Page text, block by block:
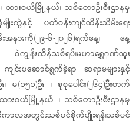
ထားဝယ်မြို့နယ်၊ သစ်တောဦးစီးဌာနမှ
မျိုးကွဲနှင့် ပတ်ဝန်းကျင်ထိန်းသိမ်းရေး
အနားကို(၂၉-၆-၂၀၂၆)ရက်နေ့၊ နေ့
ကျွန်းထိန်သစ်ရပ်၊မဟာရွှေဂုဏ်ထူး
းပဆောင်ရွက်ခဲ့ရာ ဆရာမများနှင့်
၊ မ(၁၅၁)ဦး ၊ စုစုပေါင်း(၂၆၄)ဦးတက်
ားဝယ်မြို့နယ် ၊ သစ်တောဦးစီးဌာနမှ
သီကာလအတွင်းသစ်ပင်စိုက်ပျိုးရန်၊သစ်ပင်